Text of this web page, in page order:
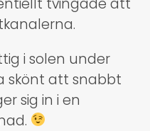
i solen under
skönt att snabbt
sig in i en